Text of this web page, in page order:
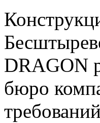
DRAGON
бюро